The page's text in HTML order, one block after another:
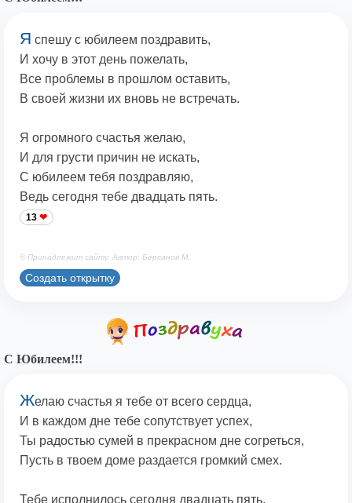
Я спешу с юбилеем поздравить,
И хочу в этот день пожелать,
Все проблемы в прошлом оставить,
В своей жизни их вновь не встречать.
Я огромного счастья желаю,
И для грусти причин не искать,
С юбилеем тебя поздравляю,
Ведь сегодня тебе двадцать пять.
13
© Принадлежит сайту. Автор: Берсанов М.
Создать открытку
С Юбилеем!!!
Желаю счастья я тебе от всего сердца,
И в каждом дне тебе сопутствует успех,
Ты радостью сумей в прекрасном дне согреться,
Пусть в твоем доме раздается громкий смех.
Тебе исполнилось сегодня двадцать пять,